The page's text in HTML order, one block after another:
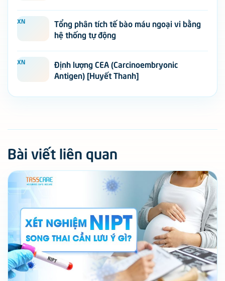
XN
Tổng phân tích tế bào máu ngoại vi bằng
hệ thống tự động
XN
Định lượng CEA (Carcinoembryonic
Antigen) [Huyết Thanh]
Bài viết liên quan